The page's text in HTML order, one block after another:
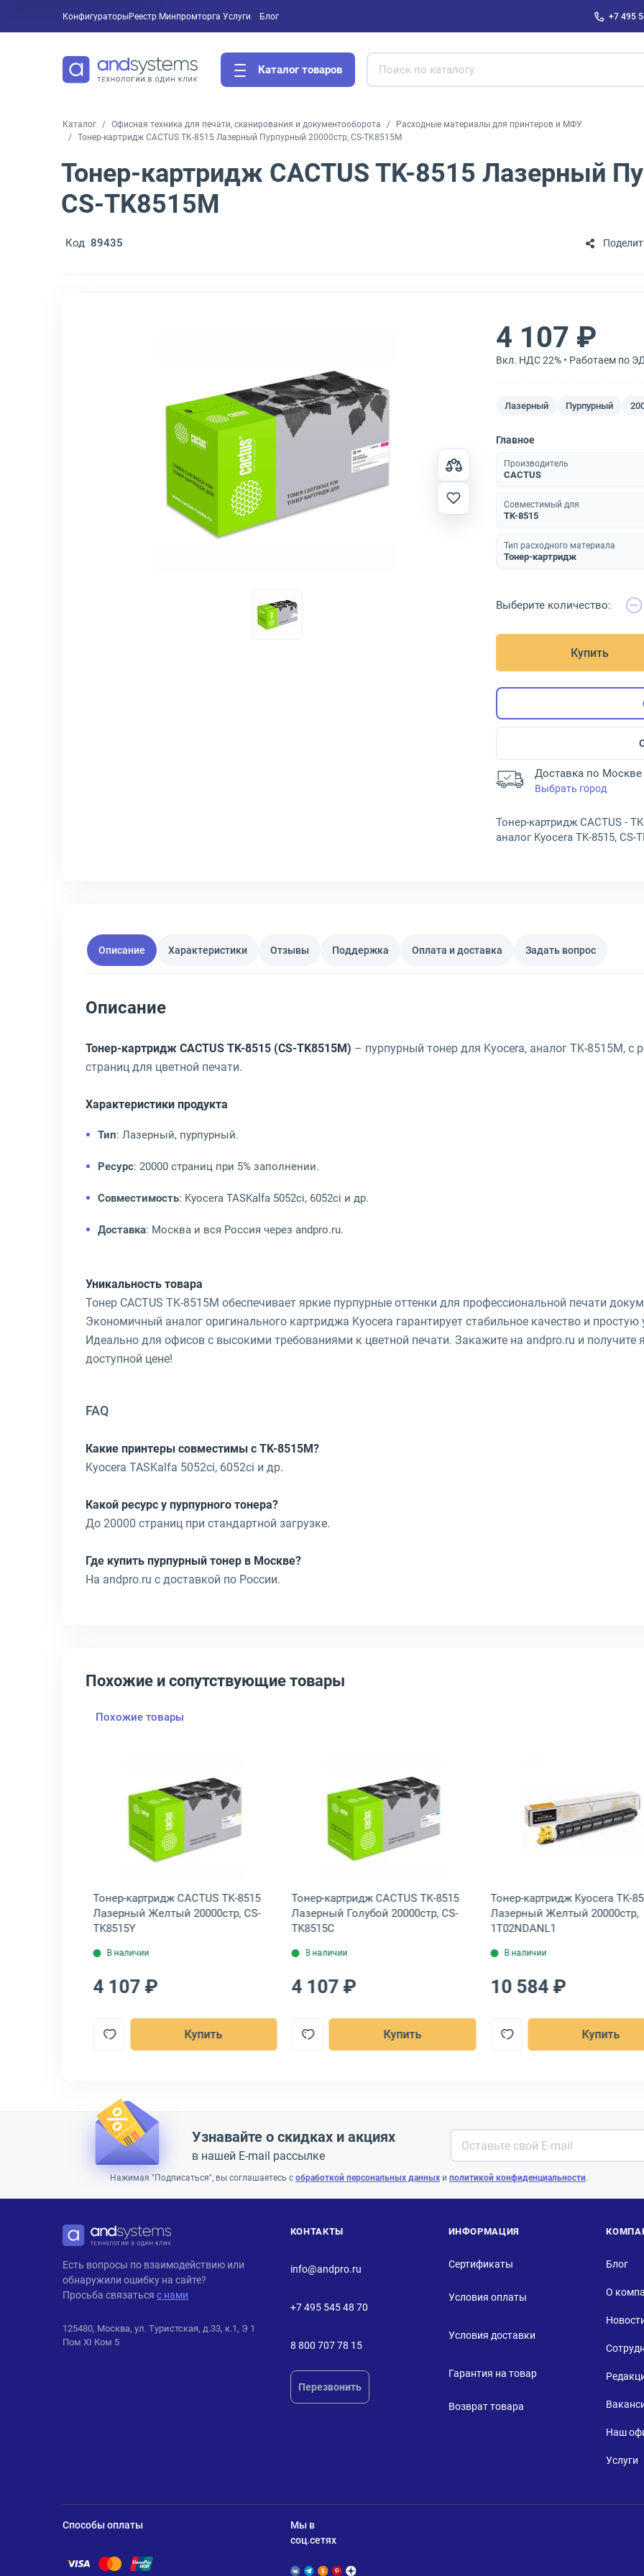
Конфигураторы Услуги
Реестр Минпромторга Блог +7 495
Каталог товаров
Каталог Офисная техника для печати, сканирования и документооборота
Расходные материалы для принтеров и МФУ
Тонер-картридж CACTUS TK-8515 Лазерный Пурпурный 20000стр, CS-TK8515M
Тонер-картридж CACTUS TK-8515 Лазерный
CS-TK8515M
Код 89435
4 107 ₽
Вкл. НДС 22% • Работаем по
Лазерный Пурпурный
Главное
Производитель
CACTUS
Совместимый для
TK-8515
Тип расходного материала
Тонер-картридж
Выберите количество:
Купить
Доставка по Москве
Выбрать город
Тонер-картридж CACTUS -
аналог Kyocera TK-8515, CS-
Описание Характеристики Отзывы Поддержка Оплата и доставка Задать вопрос
Описание
Тонер-картридж CACTUS TK-8515 (CS-TK8515M) – пурпурный тонер для Kyocera, аналог TK-8515M, с
страниц для цветной печати.
Характеристики продукта
Тип: Лазерный, пурпурный.
Ресурс: 20000 страниц при 5% заполнении.
Совместимость: Kyocera TASKalfa 5052ci, 6052ci и др.
Доставка: Москва и вся Россия через andpro.ru.
Уникальность товара
Тонер CACTUS TK-8515M обеспечивает яркие пурпурные оттенки для профессиональной печати
Экономичный аналог оригинального картриджа Kyocera гарантирует стабильное качество и простую
Идеально для офисов с высокими требованиями к цветной печати. Закажите на andpro.ru и получите
доступной цене!
FAQ
Какие принтеры совместимы с TK-8515M?
Kyocera TASKalfa 5052ci, 6052ci и др.
Какой ресурс у пурпурного тонера?
До 20000 страниц при стандартной загрузке.
Где купить пурпурный тонер в Москве?
На andpro.ru с доставкой по России.
Похожие и сопутствующие товары
Похожие товары
Лазерный Голубой 20000стр, 1T02NDCNL1
товар: Тонер-картридж Kyocera TK-8515 Лазерный Черный 30000стр, 1T02ND0NL0
Открыть товар: Тонер-картридж CACTUS TK-8515 Лазерный Желтый 20000стр, CS-TK8515Y
Тонер-картридж CACTUS TK-8515
Лазерный Желтый 20000стр, CS-
TK8515Y
В наличии
4 107 ₽
Купить
Открыть товар: Тонер-картридж CACTUS TK-8515
Тонер-картридж CACTUS TK-8515
Лазерный Голубой 20000стр, CS-
TK8515C
В наличии
4 107 ₽
Купить
Открыть
Тонер-картридж Kyocera TK-
Лазерный Желтый 20000стр,
1T02NDANL1
В наличии
10 584 ₽
Купить
Узнавайте о скидках и акциях
в нашей E-mail рассылке
Нажимая "Подписаться", вы соглашаетесь с обработкой персональных данных и политикой конфиденциальности.
ANDPRO
Есть вопросы по взаимодействию или
обнаружили ошибку на сайте?
Просьба связаться с нами
125480, Москва, ул. Туристская, д.33, к.1, Э 1
Пом XI Ком 5
КОНТАКТЫ
info@andpro.ru
+7 495 545 48 70
8 800 707 78 15
Перезвонить
ИНФОРМАЦИЯ
Сертификаты
Условия оплаты
Условия доставки
Гарантия на товар
Возврат товара
Блог
О
Наш
Услуги
Способы оплаты
Помощь по оплате Visa
Помощь по оплате Mastercard
Помощь по оплате UnionPay
Мы в
соц.сетях